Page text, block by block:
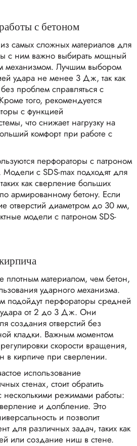
с бетоном
самых сложных материалов для
с ним важно выбирать мощный
механизмом. Лучшим выбором
удара не менее 3 Дж, так как
проблем справляться с
того, рекомендуется
с функцией
что снижает нагрузку на
комфорт при работе с
перфораторы с патроном
Модели с SDS-max подходят для
как сверление больших
армированному бетону. Если
отверстий диаметром до 30 мм,
модели с патроном SDS-
плотным материалом, чем бетон,
ударного механизма.
подойдут перфораторы средней
от 2 до 3 Дж. Они
создания отверстий без
кладки. Важным моментом
скорости вращения,
в кирпиче при сверлении.
использование
стенах, стоит обратить
режимами работы:
и долбление. Это
и позволит
для различных задач, таких как
или создание ниш в стене.